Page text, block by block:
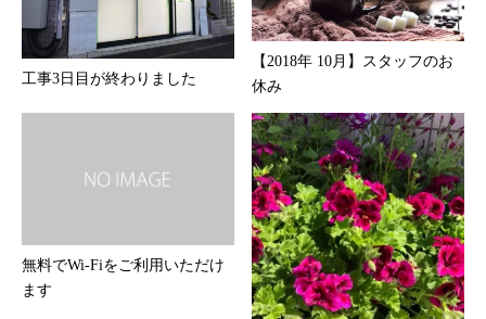
工事3日目が終わりました
【2018年 10月】スタッフのお
休み
無料でWi-Fiをご利用いただけ
ます